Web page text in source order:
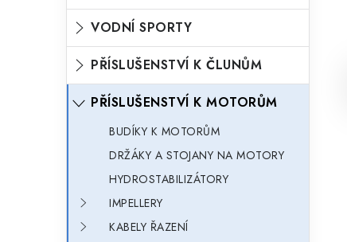
VODNÍ SPORTY
PŘÍSLUŠENSTVÍ K ČLUNŮM
PŘÍSLUŠENSTVÍ K MOTORŮM
BUDÍKY K MOTORŮM
DRŽÁKY A STOJANY NA MOTORY
HYDROSTABILIZÁTORY
IMPELLERY
KABELY ŘAZENÍ